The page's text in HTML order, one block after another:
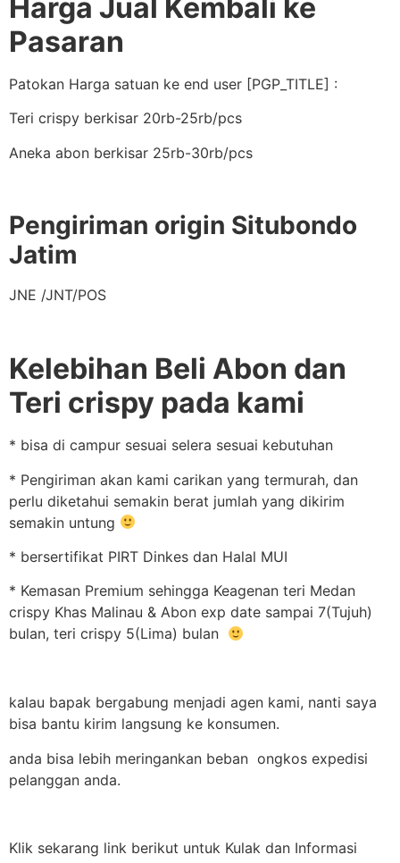
Harga Jual Kembali ke
Pasaran
Patokan Harga satuan ke end user [PGP_TITLE] :
Teri crispy berkisar 20rb-25rb/pcs
Aneka abon berkisar 25rb-30rb/pcs
Pengiriman origin Situbondo
Jatim
JNE /JNT/POS
Kelebihan Beli Abon dan
Teri crispy pada kami
* bisa di campur sesuai selera sesuai kebutuhan
* Pengiriman akan kami carikan yang termurah, dan
perlu diketahui semakin berat jumlah yang dikirim
semakin untung
* bersertifikat PIRT Dinkes dan Halal MUI
* Kemasan Premium sehingga Keagenan teri Medan
crispy Khas Malinau & Abon exp date sampai 7(Tujuh)
bulan, teri crispy 5(Lima) bulan
kalau bapak bergabung menjadi agen kami, nanti saya
bisa bantu kirim langsung ke konsumen.
anda bisa lebih meringankan beban ongkos expedisi
pelanggan anda.
Klik sekarang link berikut untuk Kulak dan Informasi